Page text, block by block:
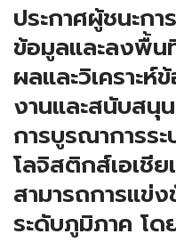
ประกาศผู้ชนะกา
ข้อมูลและลงพื้น
ผลและวิเคราะ
งานและสนับสนุ
การบูรณาการร
โลจิสติกส์เอเชี
สามารถการแข่
ระดับภูมิภาค โด